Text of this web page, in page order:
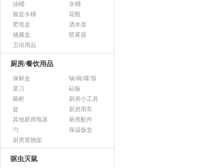
油桶
水桶
脸盆水桶
花瓶
肥皂盒
洒水壶
储藏盒
喷雾器
卫浴用品
厨房/餐饮用品
保鲜盒
锅/碗/碟/筷
菜刀
砧板
碗柜
厨房小工具
盆
厨房用车
其他厨房电器
厨房配件
勺
保温饭盒
厨房置物架
驱虫灭鼠